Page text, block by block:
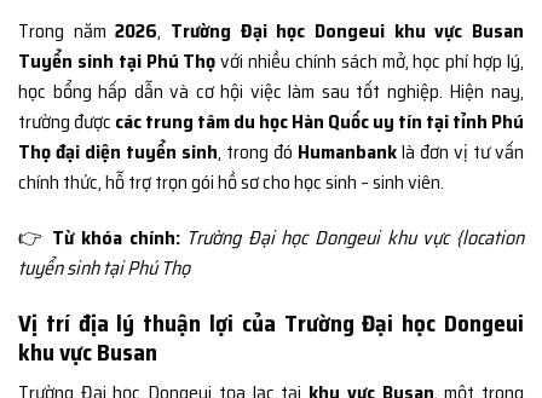
Trong năm2026, Trường Đại học Dongeui khu vực Busan
Tuyển sinh tại Phú Thọvới nhiều chính sách mở, học phí hợp lý,
học bổng hấp dẫn và cơ hội việc làm sau tốt nghiệp. Hiện nay,
trường được các trung tâm du học Hàn Quốc uy tín tại tỉnh Phú
Thọ đại diện tuyển sinh, trong đó Humanbanklà đơn vị tư vấn
chính thức, hỗ trợ trọn gói hồ sơ cho học sinh – sinh viên.
👉 Từ khóa chính: Trường Đại học Dongeui khu vực {location
tuyển sinh tại Phú Thọ
Vị trí địa lý thuận lợi của Trường Đại học Dongeui
khu vực Busan